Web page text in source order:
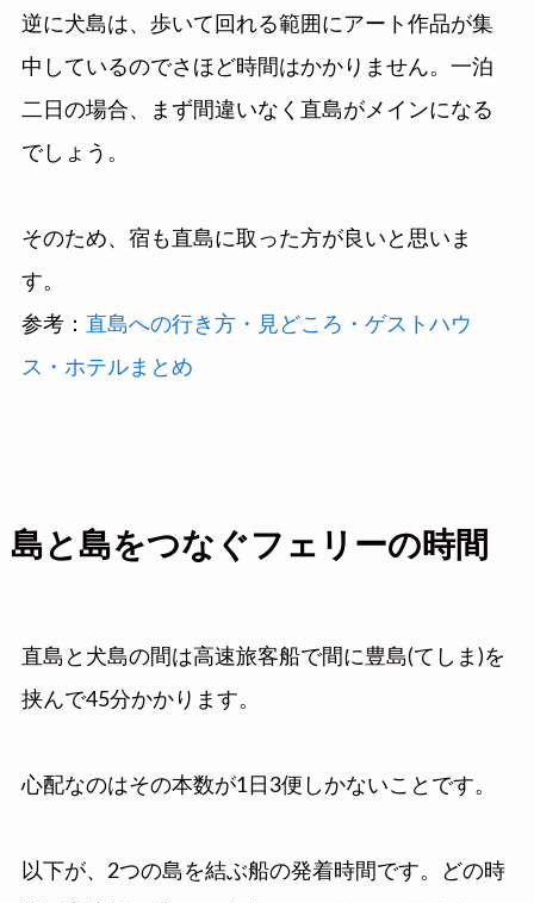
逆に犬島は、歩いて回れる範囲にアート作品が集
中しているのでさほど時間はかかりません。一泊
二日の場合、まず間違いなく直島がメインになる
でしょう。
そのため、宿も直島に取った方が良いと思いま
す。
参考：
直島への行き方・見どころ・ゲストハウ
ス・ホテルまとめ
島と島をつなぐフェリーの時間
直島と犬島の間は高速旅客船で間に豊島(てしま)を
挟んで45分かかります。
心配なのはその本数が1日3便しかないことです。
以下が、2つの島を結ぶ船の発着時間です。どの時